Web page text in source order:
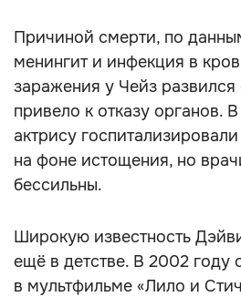
Причиной смерти, по
менингит и инфекция в
заражения у Чейз развился
привело к отказу органов.
актрису
на фоне истощения, но
бессильны.
Широкую известность
ещё в детстве. В 2002 году
в мультфильме «Лило и